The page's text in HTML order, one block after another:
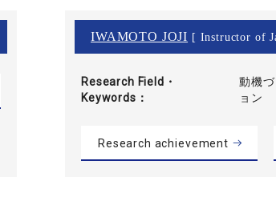
IWAMOTO JOJI [ Instructor of
Research Field・
Keywords
動機
ョン
Research achievement